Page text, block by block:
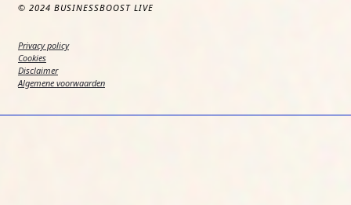
© 2024 BUSINESSBOOST LIVE
Privacy policy
Cookies
Disclaimer
Algemene voorwaarden